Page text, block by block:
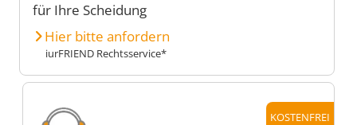
für Ihre Scheidung
Hier bitte anfordern
iurFRIEND Rechtsservice*
KOSTENFREI